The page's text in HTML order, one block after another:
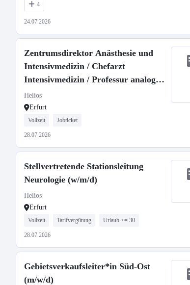
4
24.07.2026
Zentrumsdirektor Anästhesie und
Intensivmedizin / Chefarzt
Intensivmedizin / Professur analog
W3 (m/w/d)
Helios
Erfurt
Vollzeit Jobticket
28.07.2026
Stellvertretende Stationsleitung
Neurologie (w/m/d)
Helios
Erfurt
Vollzeit Tarifvergütung Urlaub >= 30
28.07.2026
Gebietsverkaufsleiter*in Süd-Ost
(m/w/d)